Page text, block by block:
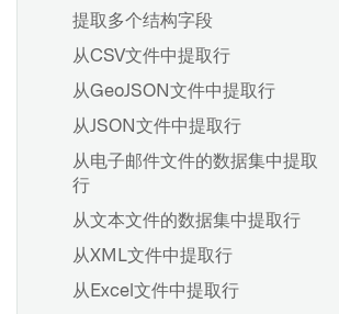
动态筛选
从SAP提取长文本
配置自定义授权和角色管理
BEx 查询
函数
事务代码和报告提取
从SAP导入HANA视图
流式密钥
流式有状态变换
概述
创建计划
查找和管理计划
常见调度配置
触发器类型参考
频繁模式挖掘
概述
添加数据集输出
添加Ontology输出
预览管道
交付管道
从输出中移除权限标记
提取多个结构字段
从CSV文件中提取行
从GeoJSON文件中提取行
从JSON文件中提取行
从电子邮件文件的数据集中提取
行
从文本文件的数据集中提取行
从XML文件中提取行
从Excel文件中提取行